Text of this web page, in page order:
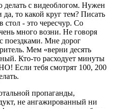
делать с видеоблогом. Нужен
да, то какой круг тем? Писать
- это чересчур. Со
много возни. Не говоря
поездками. Мне дорог
Мем «верни десять
Кто-то расходует минуты
Если тебя смотрят 100, 200
пропаганды,
не ангажированный ни